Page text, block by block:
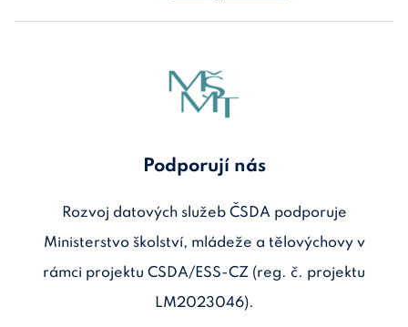
Podporují nás
Rozvoj datových služeb ČSDA podporuje
Ministerstvo školství, mládeže a tělovýchovy v
rámci projektu CSDA/ESS-CZ (reg. č. projektu
LM2023046).